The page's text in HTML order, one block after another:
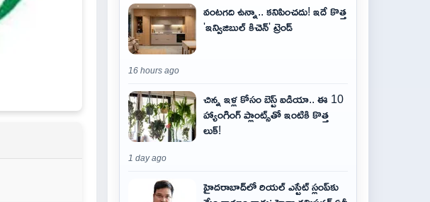
వంటగది ఉన్నా.. కనిపించదు! ఇదే కొత్త
'ఇన్విజిబుల్ కిచెన్' ట్రెండ్
16 hours ago
చిన్న ఇళ్ల కోసం బెస్ట్ ఐడియా.. ఈ 10
హ్యాంగింగ్ ప్లాంట్స్‌తో ఇంటికి కొత్త
లుక్!
1 day ago
హైదరాబాద్‌లో రియల్ ఎస్టేట్ స్లంప్‌కు